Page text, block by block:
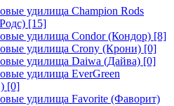
удилища Champion Rods
[15]
удилища Condor (Кондор) [8]
удилища Crony (Крони) [0]
удилища Daiwa (Дайва) [0]
удилища EverGreen
[0]
удилища Favorite (Фаворит)